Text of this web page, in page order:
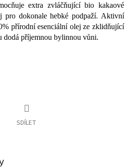
extra zvláčňující bio kakaové
pro dokonale hebké podpaží. Aktivní
přírodní esenciální olej ze zklidňující
dodá příjemnou bylinnou vůni.
SDÍLET